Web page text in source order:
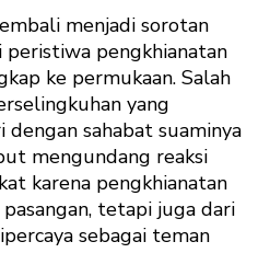
menjadi sorotan
pengkhianatan
ke permukaan. Salah
yang
sahabat suaminya
mengundang reaksi
karena pengkhianatan
tetapi juga dari
sebagai teman